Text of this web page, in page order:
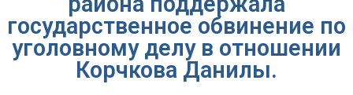
государственное обвинение по
уголовному делу в отношении
Корчкова Данилы.